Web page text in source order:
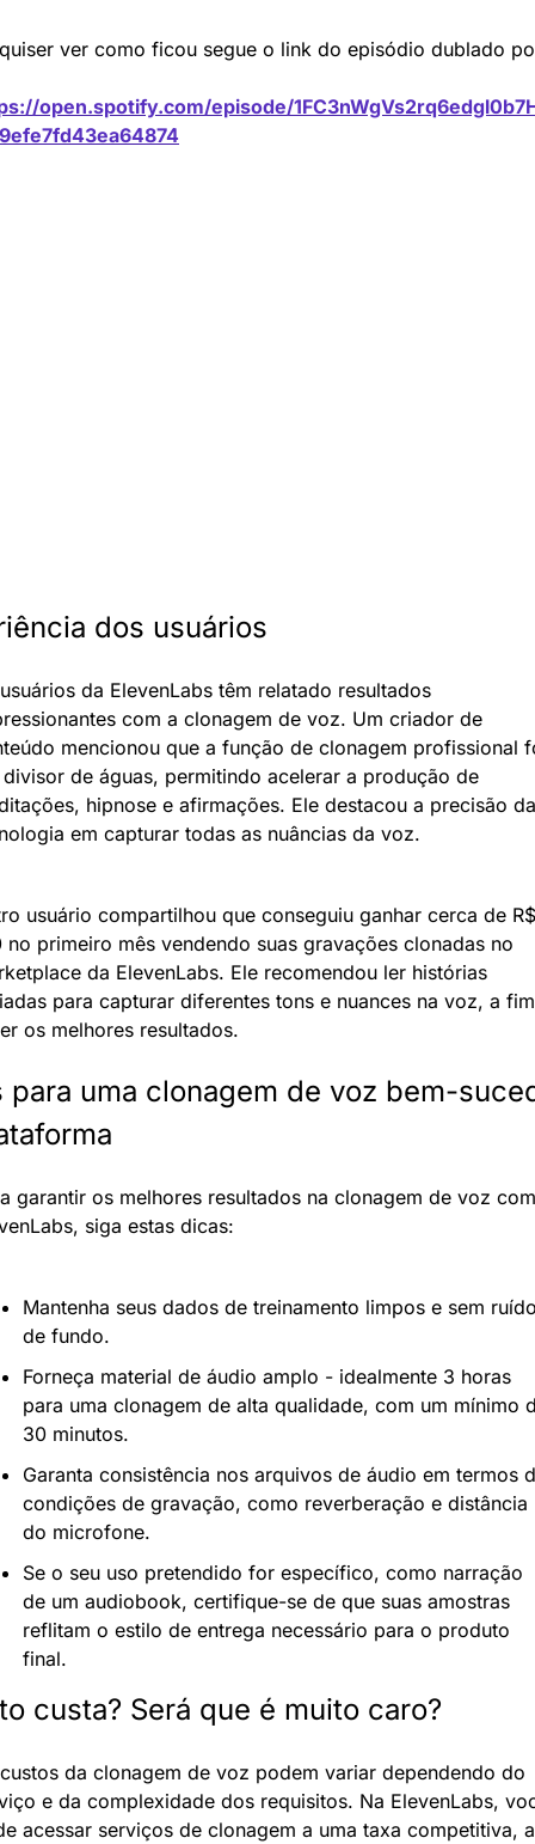
ver como ficou segue o link do episódio dublado
open.spotify.com/episode/
dos usuários
da ElevenLabs têm relatado resultados
com a clonagem de voz. Um criador de
mencionou que a função de clonagem profissional
de águas, permitindo acelerar a produção de
hipnose e afirmações. Ele destacou a precisão da
em capturar todas as nuâncias da voz.
usuário compartilhou que conseguiu ganhar cerca de R$
no primeiro mês vendendo suas gravações clonadas no
da ElevenLabs. Ele recomendou ler histórias
para capturar diferentes tons e nuances na voz, a
os melhores resultados.
para uma clonagem de voz bem-
garantir os melhores resultados na clonagem de voz
siga estas dicas:
Mantenha seus dados de treinamento limpos e sem
de fundo.
Forneça material de áudio amplo - idealmente 3 horas
para uma clonagem de alta qualidade, com um mínimo
30 minutos.
Garanta consistência nos arquivos de áudio em termos
condições de gravação, como reverberação e distância
do microfone.
Se o seu uso pretendido for específico, como narração
de um audiobook, certifique-se de que suas amostras
reflitam o estilo de entrega necessário para o produto
final.
custa? Será que é muito caro?
da clonagem de voz podem variar dependendo do
e da complexidade dos requisitos. Na ElevenLabs,
acessar serviços de clonagem a uma taxa competitiva, a